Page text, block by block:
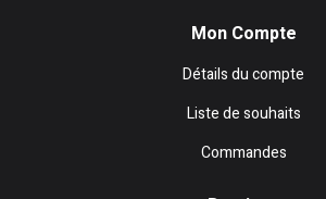
Mon Compte
Détails du compte
Liste de souhaits
Commandes